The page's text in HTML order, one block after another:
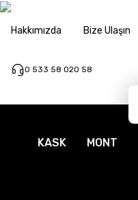
Hakkımızda Bize Ulaşın
0 533 58 020 58
KASK MONT